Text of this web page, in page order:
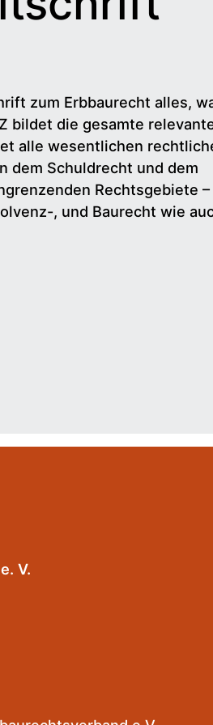
zum Erbbaurecht alles,
bildet die gesamte
alle wesentlichen
dem Schuldrecht und dem
Rechtsgebiete –
, und Baurecht wie
V.